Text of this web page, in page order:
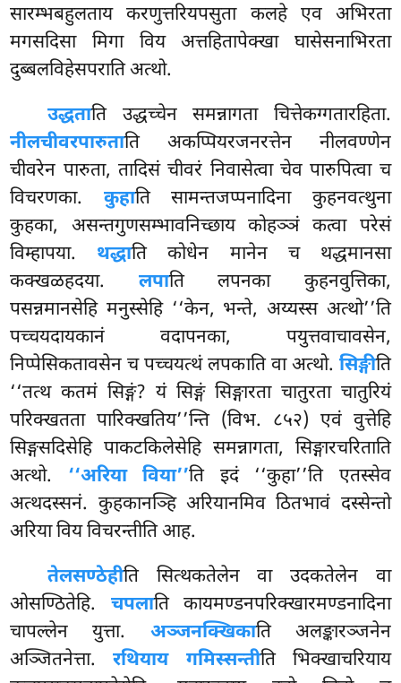
सारम्भबहुलताय करणुत्तरियपसुता कलहे एव अभिरता
मगसदिसा मिगा विय अत्तहितापेक्खा घासेसनाभिरता
दुब्बलविहेसपराति अत्थो.
उद्धताति उद्धच्चेन समन्नागता चित्तेकग्गतारहिता.
नीलचीवरपारुताति अकप्पियरजनरत्तेन नीलवण्णेन
चीवरेन पारुता, तादिसं चीवरं निवासेत्वा चेव पारुपित्वा च
विचरणका. कुहाति सामन्तजप्पनादिना कुहनवत्थुना
कुहका, असन्तगुणसम्भावनिच्छाय कोहञ्ञं कत्वा परेसं
विम्हापया. थद्धाति कोधेन मानेन च थद्धमानसा
कक्खळहदया. लपाति लपनका कुहनवुत्तिका,
पसन्नमानसेहि मनुस्सेहि ‘‘केन, भन्ते, अय्यस्स अत्थो’’ति
पच्चयदायकानं वदापनका, पयुत्तवाचावसेन,
निप्पेसिकतावसेन च पच्चयत्थं लपकाति वा अत्थो. सिङ्गीति
‘‘तत्थ कतमं सिङ्गं? यं सिङ्गं सिङ्गारता चातुरता चातुरियं
परिक्खतता पारिक्खतिय’’न्ति (विभ. ८५२) एवं वुत्तेहि
सिङ्गसदिसेहि पाकटकिलेसेहि समन्नागता, सिङ्गारचरिताति
अत्थो. ‘‘अरिया विया’’ति इदं ‘‘कुहा’’ति एतस्सेव
अत्थदस्सनं. कुहकानञ्हि अरियानमिव ठितभावं दस्सेन्तो
अरिया विय विचरन्तीति आह.
तेलसण्ठेहीति सित्थकतेलेन वा उदकतेलेन वा
ओसण्ठितेहि. चपलाति कायमण्डनपरिक्खारमण्डनादिना
चापल्लेन युत्ता. अञ्जनक्खिकाति अलङ्कारञ्जनेन
अञ्जितनेत्ता.रथियाय गमिस्सन्तीति भिक्खाचरियाय